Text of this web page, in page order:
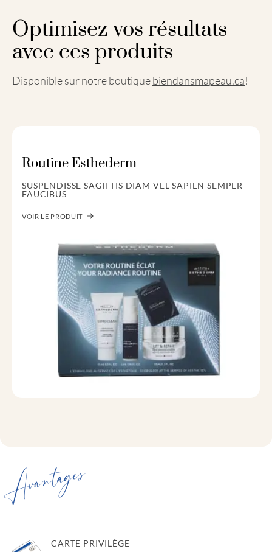
Optimisez vos résultats
avec ces produits
Disponible sur notre boutiquebiendansmapeau.ca!
Routine Esthederm
SUSPENDISSE SAGITTIS DIAM VEL SAPIEN SEMPER
FAUCIBUS
VOIR LE PRODUIT
CARTE PRIVILÈGE